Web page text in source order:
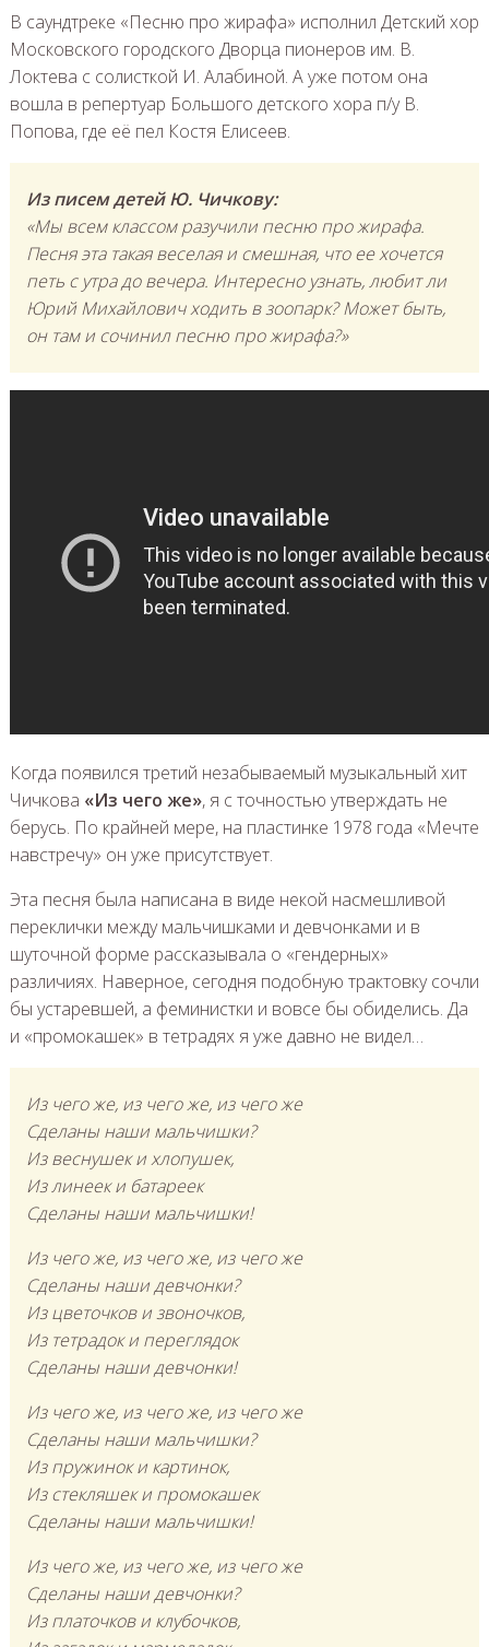
В саундтреке «Песню про жирафа» исполнил Детский хор
Московского городского Дворца пионеров им. В.
Локтева с солисткой И. Алабиной. А уже потом она
вошла в репертуар Большого детского хора п/у В.
Попова, где её пел Костя Елисеев.
Из писем детей Ю. Чичкову:
«Мы всем классом разучили песню про жирафа.
Песня эта такая веселая и смешная, что ее хочется
петь с утра до вечера. Интересно узнать, любит ли
Юрий Михайлович ходить в зоопарк? Может быть,
он там и сочинил песню про жирафа?»
Когда появился третий незабываемый музыкальный хит
Чичкова «Из чего же», я с точностью утверждать не
берусь. По крайней мере, на пластинке 1978 года «Мечте
навстречу» он уже присутствует.
Эта песня была написана в виде некой насмешливой
переклички между мальчишками и девчонками и в
шуточной форме рассказывала о «гендерных»
различиях. Наверное, сегодня подобную трактовку сочли
бы устаревшей, а феминистки и вовсе бы обиделись. Да
и «промокашек» в тетрадях я уже давно не видел…
Из чего же, из чего же, из чего же
Сделаны наши мальчишки?
Из веснушек и хлопушек,
Из линеек и батареек
Сделаны наши мальчишки!
Из чего же, из чего же, из чего же
Сделаны наши девчонки?
Из цветочков и звоночков,
Из тетрадок и переглядок
Сделаны наши девчонки!
Из чего же, из чего же, из чего же
Сделаны наши мальчишки?
Из пружинок и картинок,
Из стекляшек и промокашек
Сделаны наши мальчишки!
Из чего же, из чего же, из чего же
Сделаны наши девчонки?
Из платочков и клубочков,